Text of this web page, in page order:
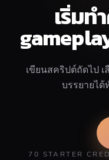
เริ่มท
เขียนสคริปต์ถัดไป
บรรยายไ
70 STARTER